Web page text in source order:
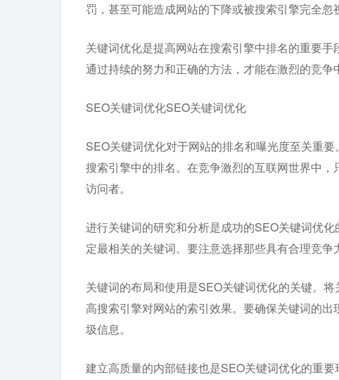
罚，甚至可能造成网站的下降或被搜索引擎完全忽
关键词优化是提高网站在搜索引擎中排名的重要
通过持续的努力和正确的方法，才能在激烈的竞争
SEO关键词优化SEO关键词优化
SEO关键词优化对于网站的排名和曝光度至关重
搜索引擎中的排名。在竞争激烈的互联网世界中
访问者。
进行关键词的研究和分析是成功的SEO关键词优
定最相关的关键词。要注意选择那些具有合理竞争
关键词的布局和使用是SEO关键词优化的关键。
高搜索引擎对网站的索引效果。要确保关键词的
圾信息。
建立高质量的内部链接也是SEO关键词优化的重